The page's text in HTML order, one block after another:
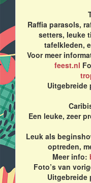
Raffia parasols,
setters, leuke
tafelkleden,
Voor meer
feest.nl
Een leuke, zeer
Leuk als
optreden,
Meer info:
Foto’s van